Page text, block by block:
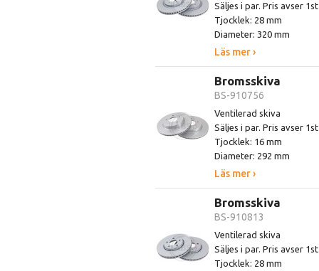
Säljes i par. Pris avser
Tjocklek: 28 mm
Diameter: 320 mm
Läs mer ›
Bromsskiva
BS-910756
Ventilerad skiva
Säljes i par. Pris avser
Tjocklek: 16 mm
Diameter: 292 mm
Läs mer ›
Bromsskiva
BS-910813
Ventilerad skiva
Säljes i par. Pris avser
Tjocklek: 28 mm